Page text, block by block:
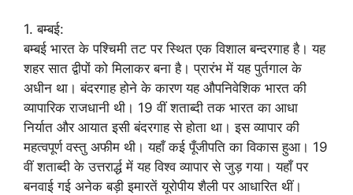
1. बम्बई:
बम्बई भारत के पश्चिमी तट पर स्थित एक विशाल बन्दरगाह है। यह
शहर सात द्वीपों को मिलाकर बना है। प्रारंभ में यह पुर्तगाल के
अधीन था। बंदरगाह होने के कारण यह औपनिवेशिक भारत की
व्यापारिक राजधानी थी। 19 वीं शताब्दी तक भारत का आधा
निर्यात और आयात इसी बंदरगाह से होता था। इस व्यापार की
महत्वपूर्ण वस्तु अफीम थी। यहाँ कई पूँजीपति का विकास हुआ। 19
वीं शताब्दी के उत्तरार्द्ध में यह विश्व व्यापार से जुड़ गया। यहाँ पर
बनवाई गई अनेक बड़ी इमारतें यूरोपीय शैली पर आधारित थीं।